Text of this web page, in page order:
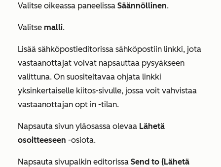
Valitse oikeassa paneelissa Säännöllinen.
Valitse malli.
Lisää sähköpostieditorissa sähköpostiin linkki, jota
vastaanottajat voivat napsauttaa pysyäkseen
valittuna. On suositeltavaa ohjata linkki
yksinkertaiselle kiitos-sivulle, jossa voit vahvistaa
vastaanottajan opt in -tilan.
Napsauta sivun yläosassa olevaa Lähetä
osoitteeseen -osiota.
Napsauta sivupalkin editorissa Send to (Lähetä